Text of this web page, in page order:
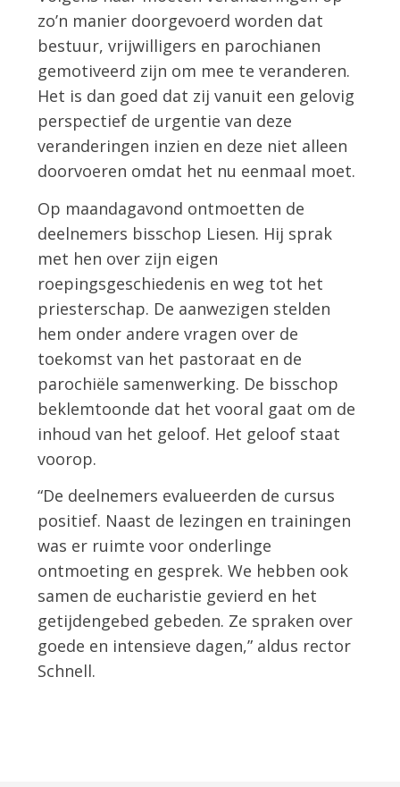
zo’n manier doorgevoerd worden dat
bestuur, vrijwilligers en parochianen
gemotiveerd zijn om mee te veranderen.
Het is dan goed dat zij vanuit een gelovig
perspectief de urgentie van deze
veranderingen inzien en deze niet alleen
doorvoeren omdat het nu eenmaal moet.
Op maandagavond ontmoetten de
deelnemers bisschop Liesen. Hij sprak
met hen over zijn eigen
roepingsgeschiedenis en weg tot het
priesterschap. De aanwezigen stelden
hem onder andere vragen over de
toekomst van het pastoraat en de
parochiële samenwerking. De bisschop
beklemtoonde dat het vooral gaat om de
inhoud van het geloof. Het geloof staat
voorop.
“De deelnemers evalueerden de cursus
positief. Naast de lezingen en trainingen
was er ruimte voor onderlinge
ontmoeting en gesprek. We hebben ook
samen de eucharistie gevierd en het
getijdengebed gebeden. Ze spraken over
goede en intensieve dagen,” aldus rector
Schnell.